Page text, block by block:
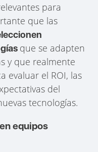
para
que las
que se adapten
y que realmente
evaluar el ROI, las
del
tecnologías.
equipos